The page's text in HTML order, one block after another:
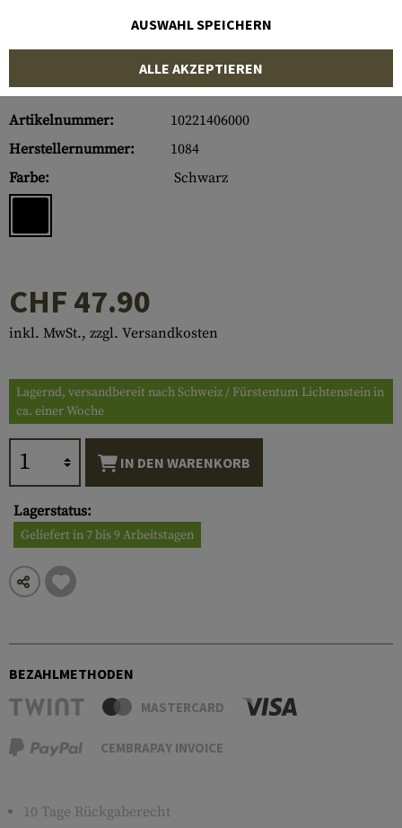
Artikelnummer:
10221406000
Herstellernummer:
1084
Farbe:
Schwarz
CHF 47.90
inkl. MwSt., zzgl. Versandkosten
Lagernd, versandbereit nach Schweiz / Fürstentum Lichtenstein in
ca. einer Woche
IN DEN WARENKORB
Lagerstatus:
Geliefert in 7 bis 9 Arbeitstagen
BEZAHLMETHODEN
MASTERCARD
CEMBRAPAY INVOICE
10 Tage Rückgaberecht
AUSWAHL SPEICHERN
ALLE AKZEPTIEREN